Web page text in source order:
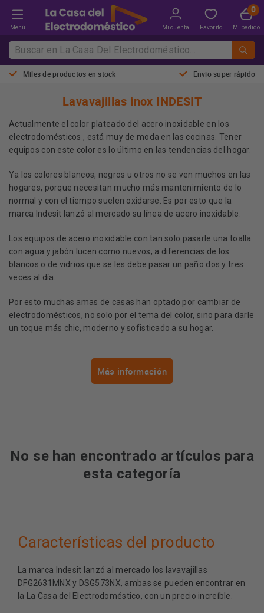
Menú Mi cuenta Favorito Mi pedido
Miles de productos en stock Envio super rápido
Lavavajillas inox INDESIT
Actualmente el color plateado del acero inoxidable en los
electrodomésticos , está muy de moda en las cocinas. Tener
equipos con este color es lo último en las tendencias del hogar.
Ya los colores blancos, negros u otros no se ven muchos en las
hogares, porque necesitan mucho más mantenimiento de lo
normal y con el tiempo suelen oxidarse. Es por esto que la
marca Indesit lanzó al mercado su línea de acero inoxidable.
Los equipos de acero inoxidable con tan solo pasarle una toalla
con agua y jabón lucen como nuevos, a diferencias de los
blancos o de vidrios que se les debe pasar un paño dos y tres
veces al día.
Por esto muchas amas de casas han optado por cambiar de
electrodomésticos, no solo por el tema del color, sino para darle
un toque más chic, moderno y sofisticado a su hogar.
Más información
No se han encontrado artículos para
esta categoría
Características del producto
La marca Indesit lanzó al mercado los lavavajillas
DFG2631MNX y DSG573NX, ambas se pueden encontrar en
la La Casa del Electrodoméstico, con un precio increíble.